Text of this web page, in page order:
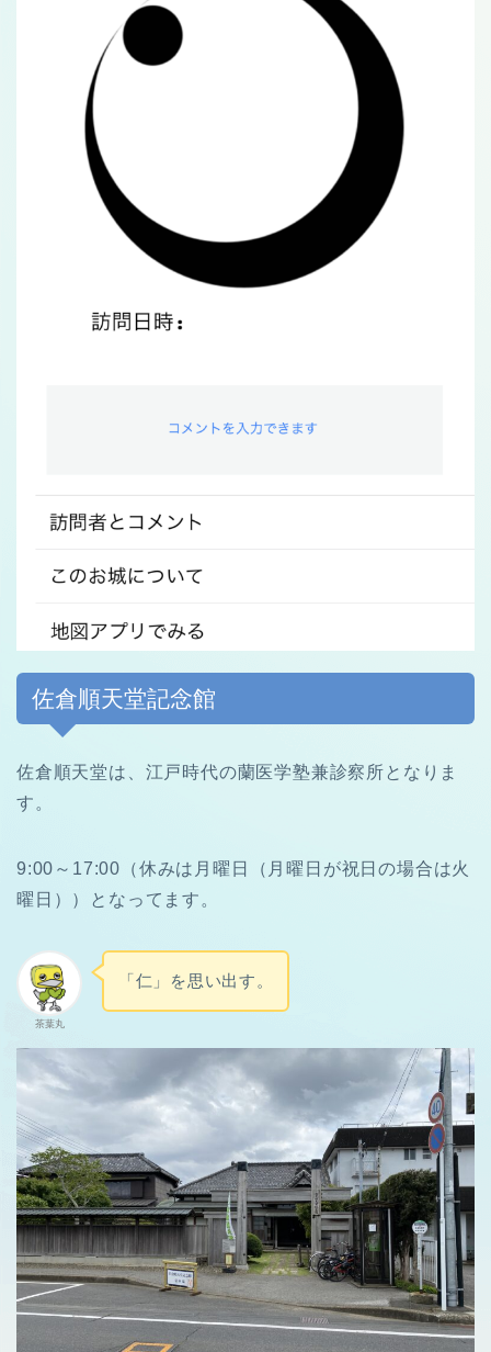
佐倉順天堂記念館
佐倉順天堂は、江戸時代の蘭医学塾兼診察所となりま
す。
9:00～17:00（休みは月曜日（月曜日が祝日の場合は火
曜日））となってます。
茶葉丸
「仁」を思い出す。